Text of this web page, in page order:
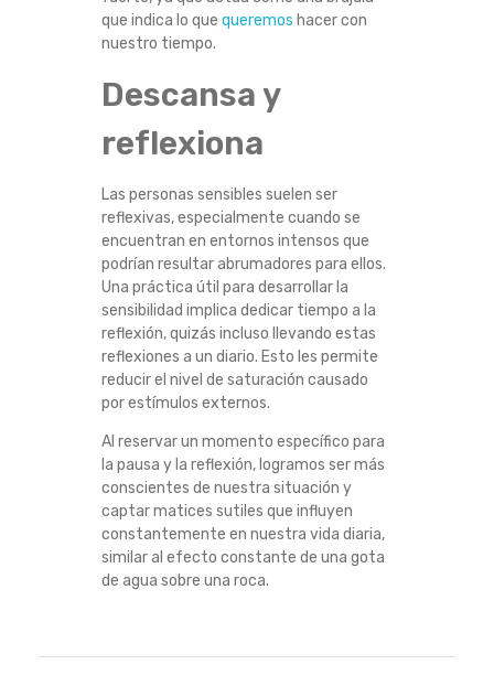
que indica lo que queremos hacer con
nuestro tiempo.
Descansa y
reflexiona
Las personas sensibles suelen ser
reflexivas, especialmente cuando se
encuentran en entornos intensos que
podrían resultar abrumadores para ellos.
Una práctica útil para desarrollar la
sensibilidad implica dedicar tiempo a la
reflexión, quizás incluso llevando estas
reflexiones a un diario. Esto les permite
reducir el nivel de saturación causado
por estímulos externos.
Al reservar un momento específico para
la pausa y la reflexión, logramos ser más
conscientes de nuestra situación y
captar matices sutiles que influyen
constantemente en nuestra vida diaria,
similar al efecto constante de una gota
de agua sobre una roca.